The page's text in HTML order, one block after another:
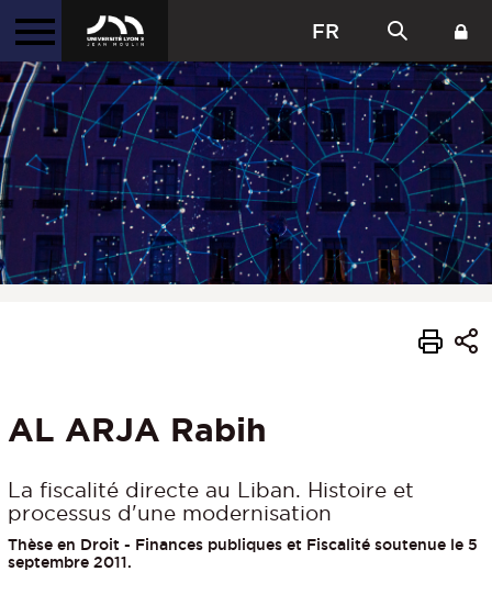
FR
AL ARJA Rabih
La fiscalité directe au Liban. Histoire et
processus d'une modernisation
Thèse en Droit - Finances publiques et Fiscalité soutenue le 5
septembre 2011.